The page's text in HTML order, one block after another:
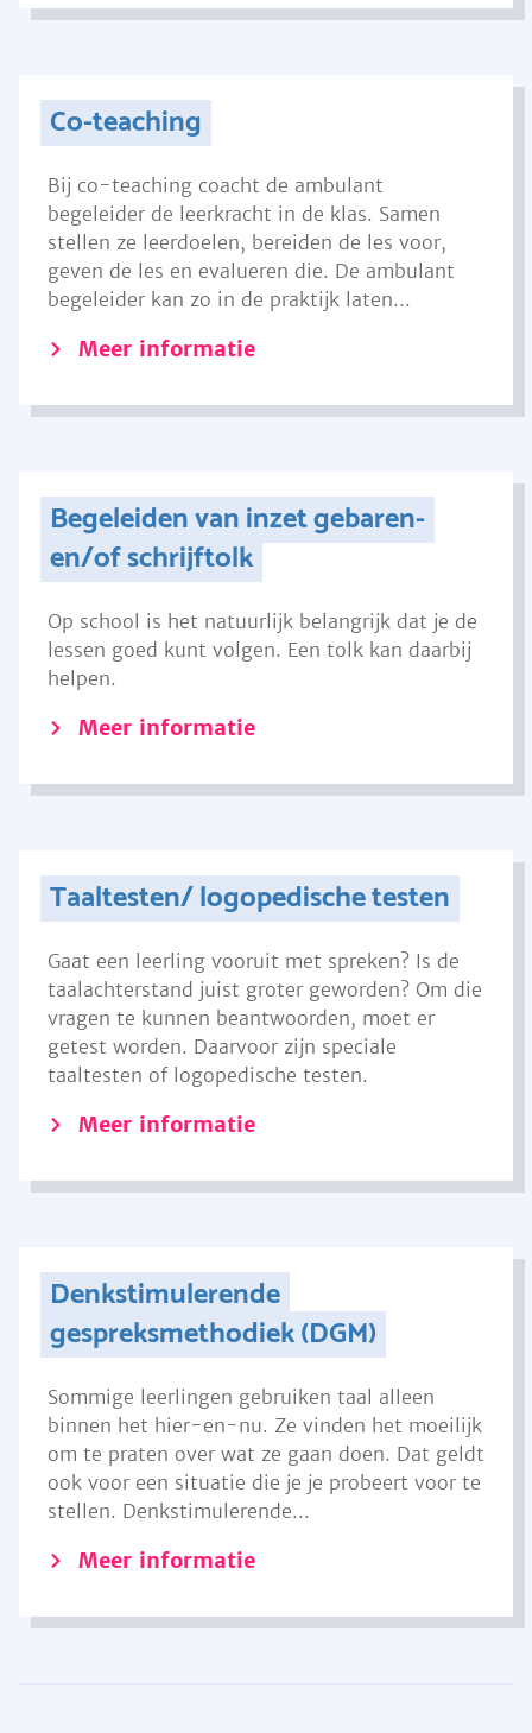
Co-teaching
Bij co-teaching coacht de ambulant
begeleider de leerkracht in de klas. Samen
stellen ze leerdoelen, bereiden de les voor,
geven de les en evalueren die. De ambulant
begeleider kan zo in de praktijk laten...
Meer informatie
Begeleiden van inzet gebaren-
en/of schrijftolk
Op school is het natuurlijk belangrijk dat je de
lessen goed kunt volgen. Een tolk kan daarbij
helpen.
Meer informatie
Taaltesten/ logopedische testen
Gaat een leerling vooruit met spreken? Is de
taalachterstand juist groter geworden? Om die
vragen te kunnen beantwoorden, moet er
getest worden. Daarvoor zijn speciale
taaltesten of logopedische testen.
Meer informatie
Denkstimulerende
gespreksmethodiek (DGM)
Sommige leerlingen gebruiken taal alleen
binnen het hier-en-nu. Ze vinden het moeilijk
om te praten over wat ze gaan doen. Dat geldt
ook voor een situatie die je je probeert voor te
stellen. Denkstimulerende...
Meer informatie